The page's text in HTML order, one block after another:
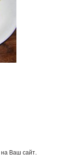
на Ваш сайт.